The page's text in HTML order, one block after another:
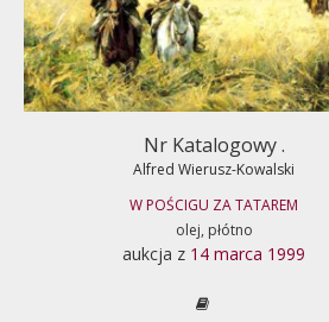
Nr Katalogowy .
Alfred Wierusz-Kowalski
W POŚCIGU ZA TATAREM
olej, płótno
aukcja z 14 marca 1999